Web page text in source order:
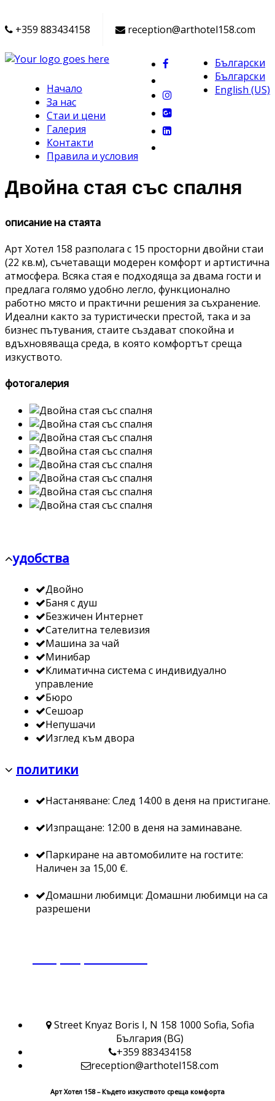
+359 883434158 reception@arthotel158.com
Български
Български
English (US)
Начало
За нас
Стаи и цени
Галерия
Контакти
Правила и условия
Двойна стая със спалня
описание на стаята
Арт Хотел 158 разполага с 15 просторни двойни стаи
(22 кв.м), съчетаващи модерен комфорт и артистична
атмосфера. Всяка стая е подходяща за двама гости и
предлага голямо удобно легло, функционално
работно място и практични решения за съхранение.
Идеални както за туристически престой, така и за
бизнес пътувания, стаите създават спокойна и
вдъхновяваща среда, в която комфортът среща
изкуството.
фотогалерия
удобства
Двойно
Баня с душ
Безжичен Интернет
Сателитна телевизия
Машина за чай
Минибар
Климатична система с индивидуално
управление
Бюро
Сешоар
Непушачи
Изглед към двора
политики
Настаняване: След 14:00 в деня на пристигане.
Изпращане: 12:00 в деня на заминаване.
Паркиране на автомобилите на гостите:
Наличен за 15,00 €.
Домашни любимци: Домашни любимци на са
разрешени
Street Knyaz Boris I, N 158 1000 Sofia, Sofia
България (BG)
+359 883434158
reception@arthotel158.com
Арт Хотел 158 – Където изкуството среща комфорта